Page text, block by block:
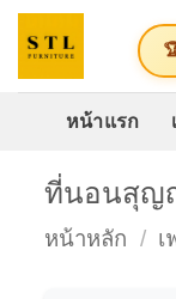
ข้าม
หน้าแรก
ที่นอนสุญ
หน้าหลัก / เ